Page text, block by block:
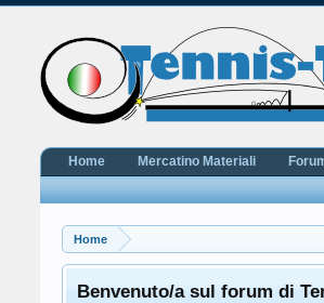
Home
Benvenuto/a sul forum di
Home Mercatino Materiali